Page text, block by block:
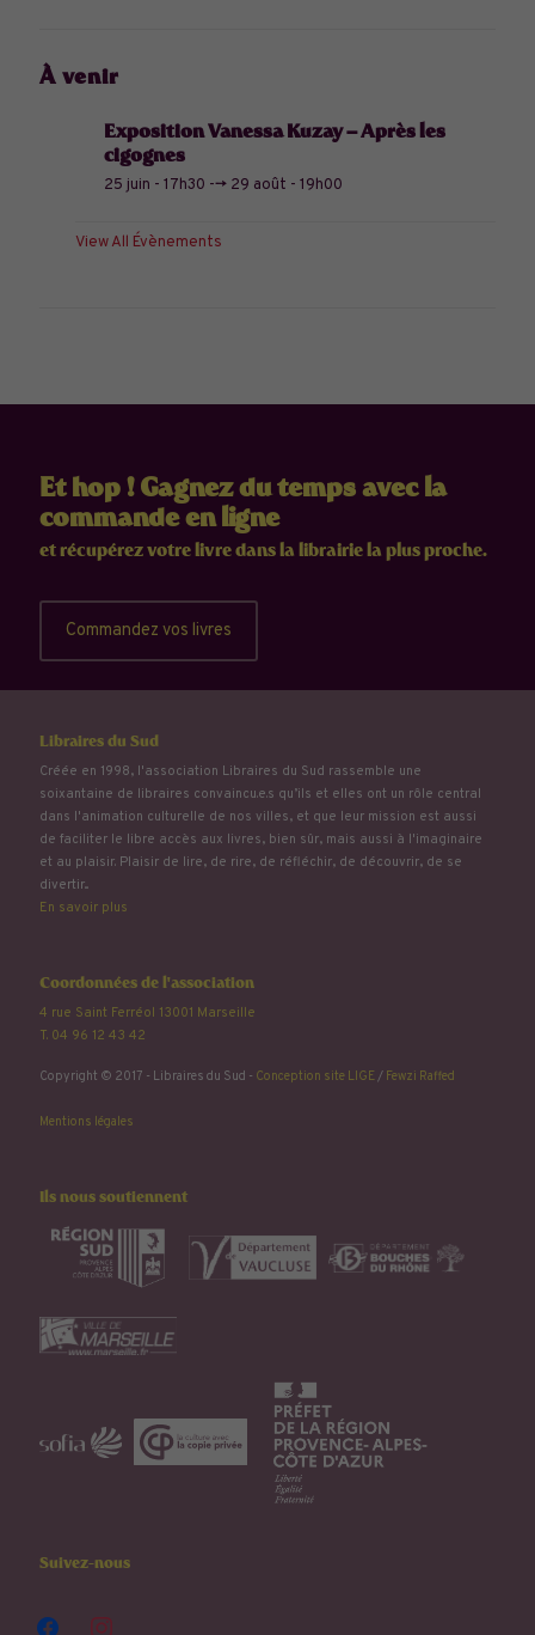
À venir
Exposition Vanessa Kuzay – Après les
cigognes
25 juin - 17h30 --> 29 août - 19h00
View All Évènements
Et hop ! Gagnez du temps avec la
commande en ligne
et récupérez votre livre dans la librairie la plus proche.
Commandez vos livres
Libraires du Sud
Créée en 1998, l'association Libraires du Sud rassemble une
soixantaine de libraires convaincu.e.s qu’ils et elles ont un rôle central
dans l'animation culturelle de nos villes, et que leur mission est aussi
de faciliter le libre accès aux livres, bien sûr, mais aussi à l'imaginaire
et au plaisir. Plaisir de lire, de rire, de réfléchir, de découvrir, de se
divertir...
En savoir plus
Coordonnées de l'association
4 rue Saint Ferréol 13001 Marseille
T. 04 96 12 43 42
Copyright © 2017 - Libraires du Sud - Conception site LIGE/ Fewzi Raffed
Mentions légales
Ils nous soutiennent
Suivez-nous
facebookinstagram